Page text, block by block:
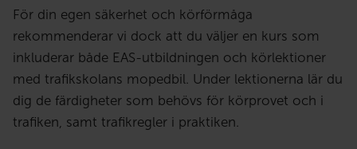
För din egen säkerhet och körförmåga
rekommenderar vi dock att du väljer en kurs som
inkluderar både EAS-utbildningen och körlektioner
med trafikskolans mopedbil. Under lektionerna lär du
dig de färdigheter som behövs för körprovet och i
trafiken, samt trafikregler i praktiken.